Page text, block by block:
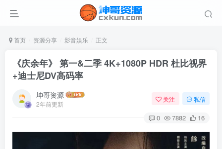
首页 资源分享 影音娱乐 正文
《庆余年》 第一&二季 4K+1080P HDR 杜比视界
+迪士尼DV高码率
坤哥资源
2年前更新
关注 私信
0 7882 16